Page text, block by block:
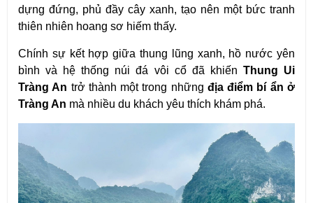
dựng đứng, phủ đầy cây xanh, tạo nên một bức tranh
thiên nhiên hoang sơ hiếm thấy.
Chính sự kết hợp giữa thung lũng xanh, hồ nước yên
bình và hệ thống núi đá vôi cổ đã khiến Thung Ui
Tràng An trở thành một trong những địa điểm bí ẩn ở
Tràng An mà nhiều du khách yêu thích khám phá.